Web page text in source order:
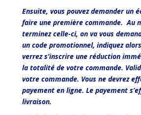
Ensuite, vous pouvez demander un
faire une première commande. Au
terminez celle-ci, on va vous
un code promotionnel, indiquez
verrez s’inscrire une réduction
la totalité de votre commande.
votre commande. Vous ne devrez
payement en ligne. Le payement
livraison.